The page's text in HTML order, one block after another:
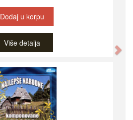
Dodaj u korpu
Više detalja